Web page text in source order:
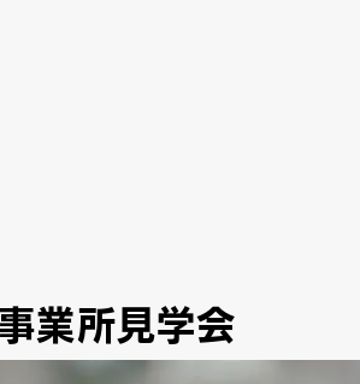
業所見学会